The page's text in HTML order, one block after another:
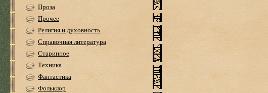
Проза
Прочее
Религия и духовность
Справочная литература
Старинное
Техника
Фантастика
Фольклор